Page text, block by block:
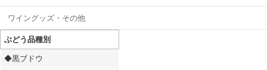
ワイングッズ・その他
ぶどう品種別
◆黒ブドウ